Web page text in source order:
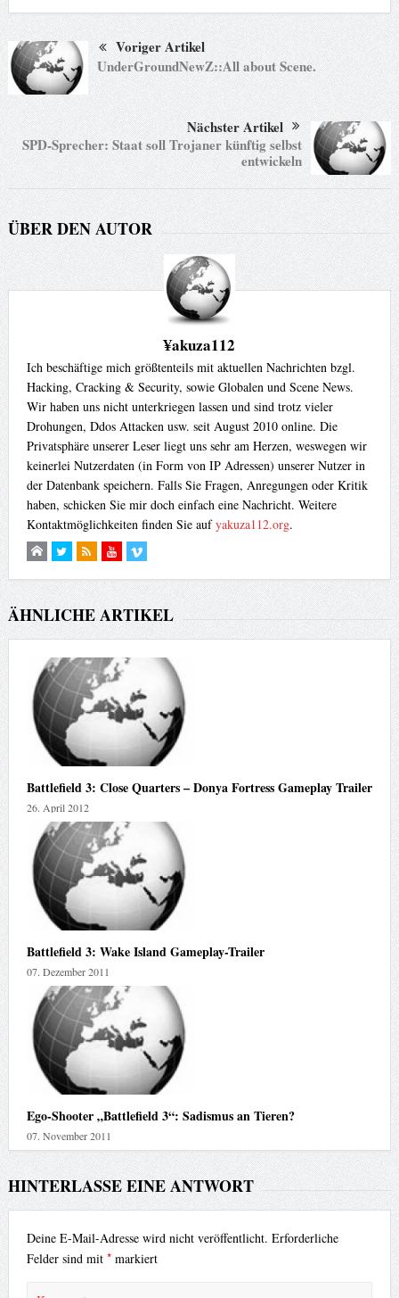
Voriger Artikel
UnderGroundNewZ::All about Scene.
Nächster Artikel
SPD-Sprecher: Staat soll Trojaner künftig selbst
entwickeln
ÜBER DEN AUTOR
¥akuza112
Ich beschäftige mich größtenteils mit aktuellen Nachrichten bzgl.
Hacking, Cracking & Security, sowie Globalen und Scene News.
Wir haben uns nicht unterkriegen lassen und sind trotz vieler
Drohungen, Ddos Attacken usw. seit August 2010 online. Die
Privatsphäre unserer Leser liegt uns sehr am Herzen, weswegen wir
keinerlei Nutzerdaten (in Form von IP Adressen) unserer Nutzer in
der Datenbank speichern. Falls Sie Fragen, Anregungen oder Kritik
haben, schicken Sie mir doch einfach eine Nachricht. Weitere
Kontaktmöglichkeiten finden Sie aufyakuza112.org.
ÄHNLICHE ARTIKEL
Battlefield 3: Close Quarters – Donya Fortress Gameplay Trailer
26. April 2012
Battlefield 3: Wake Island Gameplay-Trailer
07. Dezember 2011
Ego-Shooter „Battlefield 3“: Sadismus an Tieren?
07. November 2011
HINTERLASSE EINE ANTWORT
Deine E-Mail-Adresse wird nicht veröffentlicht. Erforderliche
Felder sind mit *markiert